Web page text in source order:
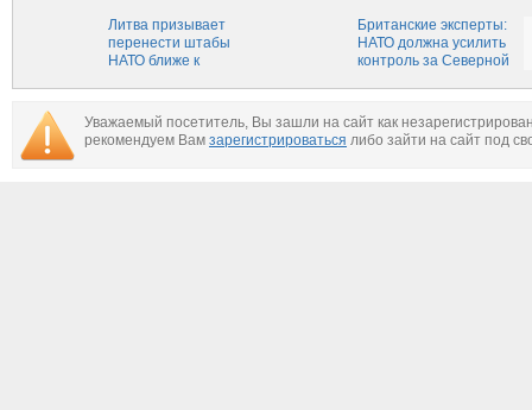
Литва призывает
перенести штабы
НАТО ближе к
Британские эксперты:
НАТО должна усилить
контроль за Северной
Уважаемый посетитель, Вы зашли на сайт как
рекомендуем Вам зарегистрироваться либо зайти на сайт под